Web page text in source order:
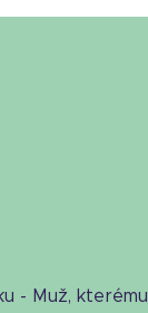
- Muž, kterému